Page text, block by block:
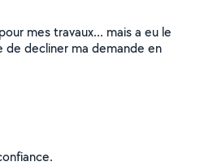
mes travaux... mais a eu le
decliner ma demande en